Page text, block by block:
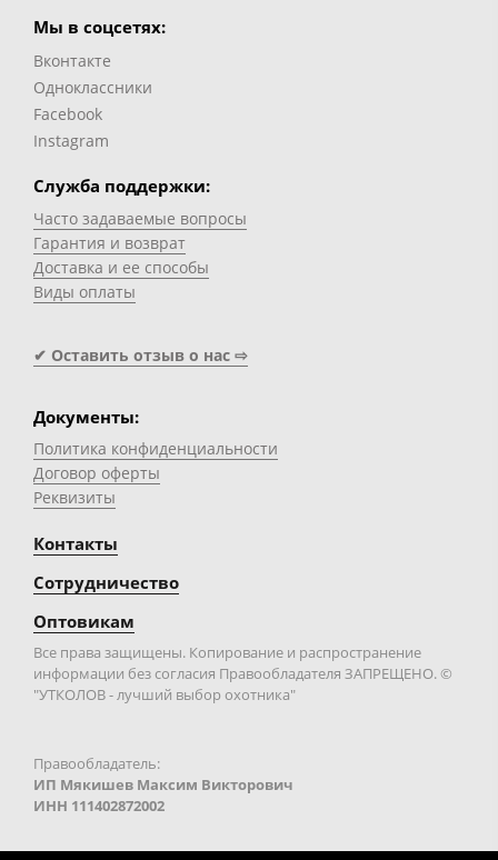
Мы в соцсетях:
Вконтакте
Одноклассники
Facebook
Instagram
Служба поддержки:
Часто задаваемые вопросы
Гарантия и возврат
Доставка и ее способы
Виды оплаты
✔ Оставить отзыв о нас ⇨
Документы:
Политика конфиденциальности
Договор оферты
Реквизиты
Контакты
Сотрудничество
Оптовикам
Все права защищены. Копирование и распространение
информации без согласия Правообладателя ЗАПРЕЩЕНО. ©
"УТКОЛОВ - лучший выбор охотника"
Правообладатель:
ИП Мякишев Максим Викторович
ИНН 111402872002